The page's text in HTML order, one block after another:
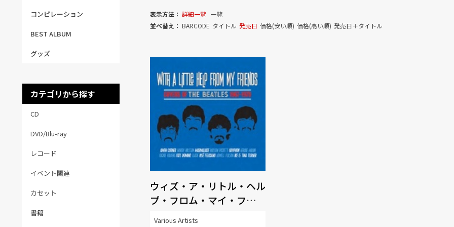
コンピレーション
BEST ALBUM
グッズ
カテゴリから探す
CD
DVD/Blu-ray
レコード
イベント関連
カセット
書籍
表示方法： 詳細一覧 一覧
並べ替え： BARCODE タイトル 発売日 価格(安い順) 価格(高い順) 発売日＋タイトル
ウィズ・ア・リトル・ヘル
プ・フロム・マイ・フレン
ズ・カヴァーズ・オブ・
Various Artists